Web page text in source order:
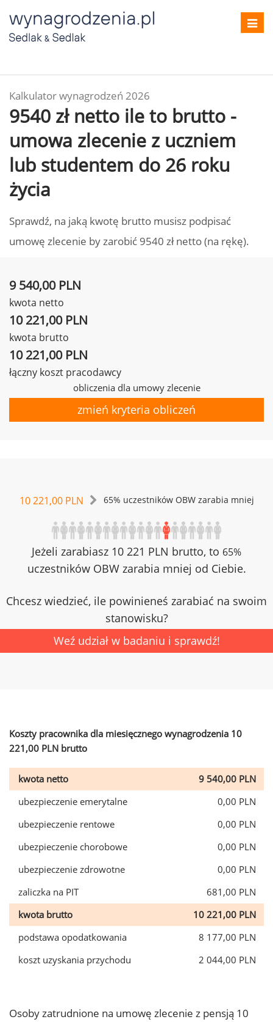
Kalkulator wynagrodzeń 2026
9540 zł netto ile to brutto -
umowa zlecenie z uczniem
lub studentem do 26 roku
życia
Sprawdź, na jaką kwotę brutto musisz podpisać
umowę zlecenie by zarobić 9540 zł netto (na rękę).
9 540,00 PLN
kwota netto
10 221,00 PLN
kwota brutto
10 221,00 PLN
łączny koszt pracodawcy
obliczenia dla umowy zlecenie
zmień kryteria obliczeń
10 221,00 PLN 65% uczestników OBW zarabia mniej
Jeżeli zarabiasz 10 221 PLN brutto, to 65%
uczestników OBW zarabia mniej od Ciebie.
Chcesz wiedzieć, ile powinieneś zarabiać na swoim
stanowisku?
Weź udział w badaniu i sprawdź!
Koszty pracownika dla miesięcznego wynagrodzenia 10
221,00 PLN brutto
kwota netto
9 540,00 PLN
ubezpieczenie emerytalne
0,00 PLN
ubezpieczenie rentowe
0,00 PLN
ubezpieczenie chorobowe
0,00 PLN
ubezpieczenie zdrowotne
0,00 PLN
zaliczka na PIT
681,00 PLN
kwota brutto
10 221,00 PLN
podstawa opodatkowania
8 177,00 PLN
koszt uzyskania przychodu
2 044,00 PLN
Osoby zatrudnione na umowę zlecenie z pensją 10